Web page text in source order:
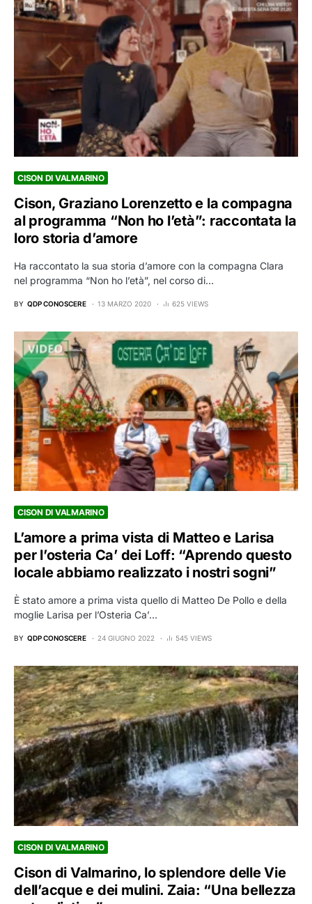
CISON DI VALMARINO
Cison, Graziano Lorenzetto e la compagna
al programma “Non ho l’età”: raccontata la
loro storia d’amore
Ha raccontato la sua storia d’amore con la compagna Clara
nel programma “Non ho l’età”, nel corso di…
BY QDP CONOSCERE 13 MARZO 2020 625 VIEWS
CISON DI VALMARINO
L’amore a prima vista di Matteo e Larisa
per l’osteria Ca’ dei Loff: “Aprendo questo
locale abbiamo realizzato i nostri sogni”
È stato amore a prima vista quello di Matteo De Pollo e della
moglie Larisa per l’Osteria Ca’…
BY QDP CONOSCERE 24 GIUGNO 2022 545 VIEWS
CISON DI VALMARINO
Cison di Valmarino, lo splendore delle Vie
dell’acque e dei mulini. Zaia: “Una bellezza